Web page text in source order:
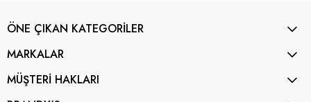
ÖNE ÇIKAN KATEGORİLER
MARKALAR
MÜŞTERİ HAKLARI